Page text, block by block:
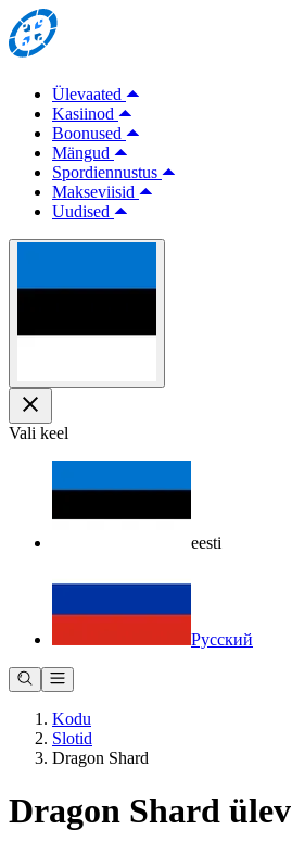
Ülevaated
Kasiinod
Boonused
Mängud
Spordiennustus
Makseviisid
Uudised
Vali keel
eesti
Русский
Kodu
Slotid
Dragon Shard
Dragon Shard